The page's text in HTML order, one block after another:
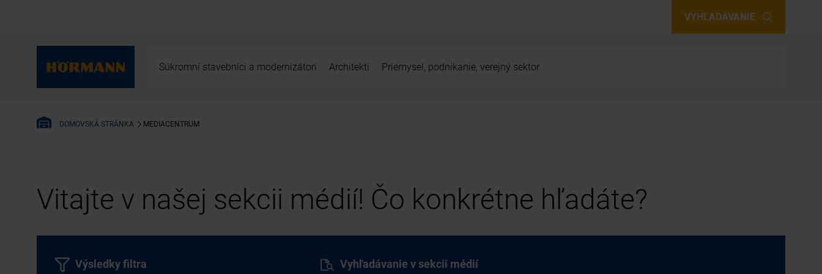
VYHĽADÁVANIE
Súkromní stavebníci a modernizátori Architekti Priemysel, podnikanie, verejný sektor
DOMOVSKÁ STRÁNKA MEDIACENTRUM
Vitajte v našej sekcii médií! Čo konkrétne hľadáte?
Vyhľadávanie v sekcii médií
Výsledky filtra